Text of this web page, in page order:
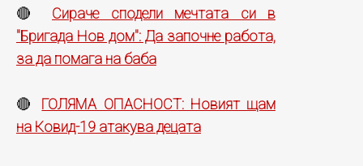
🔴 Сираче сподели мечтата си в
"Бригада Нов дом": Да започне работа,
за да помага на баба
🔴 ГОЛЯМА ОПАСНОСТ: Новият щам
на Ковид-19 атакува децата